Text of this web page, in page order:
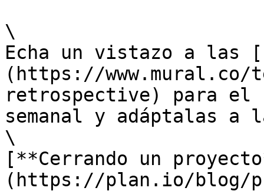
\
Echa un vistazo a las
(https://www.mural.co/
retrospective) para el
semanal y adáptalas a
\
[**Cerrando un
(https://plan.io/blog/